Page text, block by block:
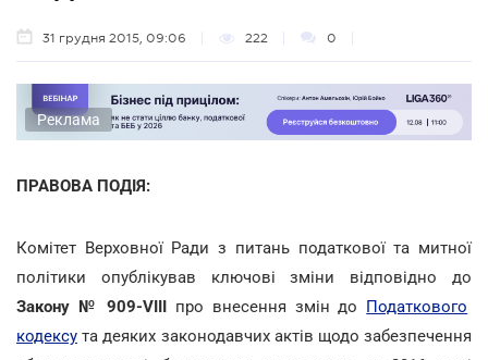
31 грудня 2015, 09:06 222 0
Реклама
ПРАВОВА ПОДІЯ:
Комітет Верховної Ради з питань податкової та митної
політики опублікував ключові зміни відповідно до
Закону № 909-VIII про внесення змін до Податкового
кодексу та деяких законодавчих актів щодо забезпечення